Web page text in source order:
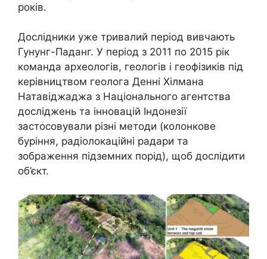
років.
Дослідники уже тривалий період вивчають
Гунунг-Паданг. У період з 2011 по 2015 рік
команда археологів, геологів і геофізиків під
керівництвом геолога Денні Хілмана
Натавіджаджа з Національного агентства
досліджень та інновацій Індонезії
застосовували різні методи (колонкове
буріння, радіолокаційні радари та
зображення підземних порід), щоб дослідити
об’єкт.